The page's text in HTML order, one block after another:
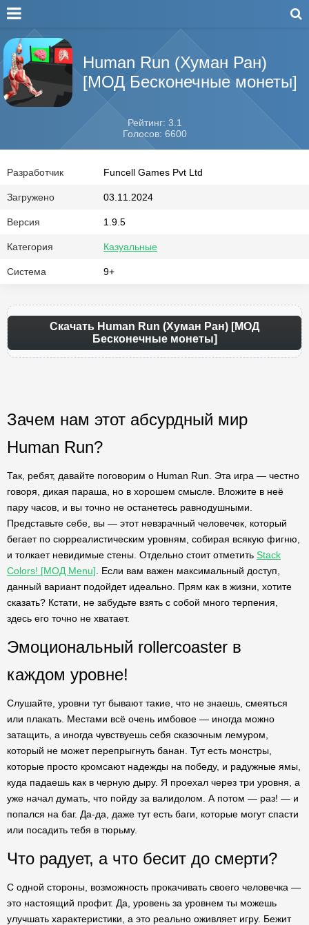
Human Run (Хуман Ран)
[МОД Бесконечные монеты]
Рейтинг: 3.1
Голосов: 6600
Разработчик Funcell Games Pvt Ltd
Загружено 03.11.2024
Версия 1.9.5
Категория Казуальные
Система 9+
Скачать Human Run (Хуман Ран) [МОД
Бесконечные монеты]
Зачем нам этот абсурдный мир
Human Run?
Так, ребят, давайте поговорим о Human Run. Эта игра — честно
говоря, дикая параша, но в хорошем смысле. Вложите в неё
пару часов, и вы точно не останетесь равнодушными.
Представьте себе, вы — этот невзрачный человечек, который
бегает по сюрреалистическим уровням, собирая всякую фигню,
и толкает невидимые стены. Отдельно стоит отметить Stack
Colors! [МОД Menu] . Если вам важен максимальный доступ,
данный вариант подойдет идеально. Прям как в жизни, хотите
сказать? Кстати, не забудьте взять с собой много терпения,
здесь его точно не хватает.
Эмоциональный rollercoaster в
каждом уровне!
Слушайте, уровни тут бывают такие, что не знаешь, смеяться
или плакать. Местами всё очень имбовое — иногда можно
затащить, а иногда чувствуешь себя сказочным лемуром,
который не может перепрыгнуть банан. Тут есть монстры,
которые просто кромсают надежды на победу, и радужные ямы,
куда падаешь как в черную дыру. Я проехал через три уровня, а
уже начал думать, что пойду за валидолом. А потом — раз! — и
попался на баг. Да-да, даже тут есть баги, которые могут спасти
или посадить тебя в тюрьму.
Что радует, а что бесит до смерти?
С одной стороны, возможность прокачивать своего человечка —
это настоящий профит. Да, уровень за уровнем ты можешь
улучшать характеристики, а это реально оживляет игру. Бежит